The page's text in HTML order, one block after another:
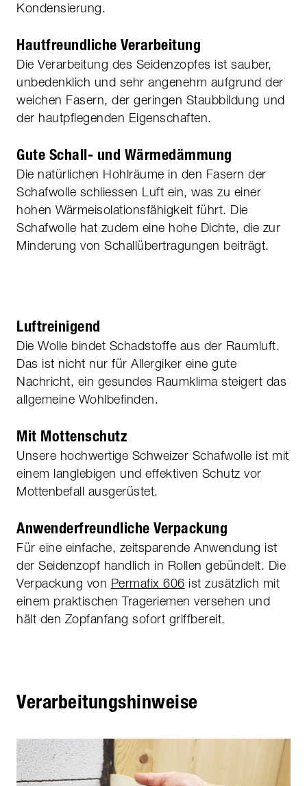
Kondensierung.
Hautfreundliche Verarbeitung
Die Verarbeitung des Seidenzopfes ist sauber,
unbedenklich und sehr angenehm aufgrund der
weichen Fasern, der geringen Staubbildung und
der hautpflegenden Eigenschaften.
Gute Schall- und Wärmedämmung
Die natürlichen Hohlräume in den Fasern der
Schafwolle schliessen Luft ein, was zu einer
hohen Wärmeisolationsfähigkeit führt. Die
Schafwolle hat zudem eine hohe Dichte, die zur
Minderung von Schallübertragungen beiträgt.
Luftreinigend
Die Wolle bindet Schadstoffe aus der Raumluft.
Das ist nicht nur für Allergiker eine gute
Nachricht, ein gesundes Raumklima steigert das
allgemeine Wohlbefinden.
Mit Mottenschutz
Unsere hochwertige Schweizer Schafwolle ist mit
einem langlebigen und effektiven Schutz vor
Mottenbefall ausgerüstet.
Anwenderfreundliche Verpackung
Für eine einfache, zeitsparende Anwendung ist
der Seidenzopf handlich in Rollen gebündelt. Die
Verpackung von Permafix 606 ist zusätzlich mit
einem praktischen Trageriemen versehen und
hält den Zopfanfang sofort griffbereit.
Verarbeitungshinweise